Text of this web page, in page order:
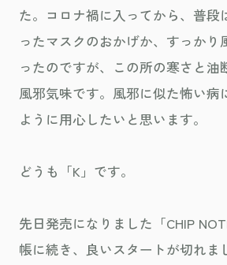
た。コロナ禍に入ってから、普段
ったマスクのおかげか、すっかり
ったのですが、この所の寒さと油
風邪気味です。風邪に似た怖い病
ように用心したいと思います。
どうも「K」です。
先日発売になりました「CHIP
帳に続き、良いスタートが切れま